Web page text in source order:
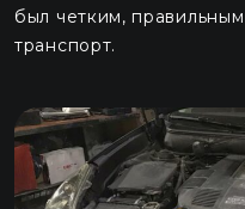
был четким,
транспорт.